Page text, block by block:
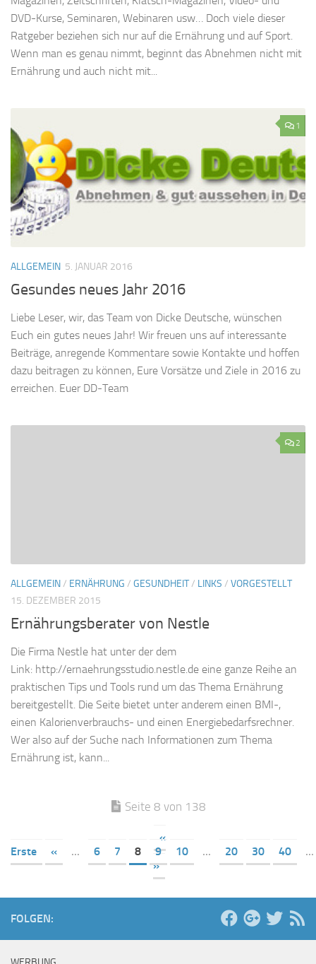
DVD-Kurse, Seminaren, Webinaren usw… Doch viele dieser
Ratgeber beziehen sich nur auf die Ernährung und auf Sport.
Wenn man es genau nimmt, beginnt das Abnehmen nicht mit
Ernährung und auch nicht mit...
1
ALLGEMEIN 5. JANUAR 2016
Gesundes neues Jahr 2016
Liebe Leser, wir, das Team von Dicke Deutsche, wünschen
Euch ein gutes neues Jahr! Wir freuen uns auf interessante
Beiträge, anregende Kommentare sowie Kontakte und hoffen
dazu beitragen zu können, Eure Vorsätze und Ziele in 2016 zu
erreichen. Euer DD-Team
2
ALLGEMEIN/ ERNÄHRUNG / GESUNDHEIT/ LINKS / VORGESTELLT
15. DEZEMBER 2015
Ernährungsberater von Nestle
Die Firma Nestle hat unter der dem
Link: http://ernaehrungsstudio.nestle.de eine ganze Reihe an
praktischen Tips und Tools rund um das Thema Ernährung
bereitgestellt. Die Seite bietet unter anderem einen BMI-,
einen Kalorienverbrauchs- und einen Energiebedarfsrechner.
Wer also auf der Suche nach Informationen zum Thema
Ernährung ist, kann...
Seite 8 von 138
«
Erste
« ... 6 7 8 9 10 ... 20 30 40
...
»
FOLGEN: